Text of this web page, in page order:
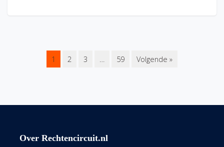
1 2 3 … 59 Volgende »
Over Rechtencircuit.nl